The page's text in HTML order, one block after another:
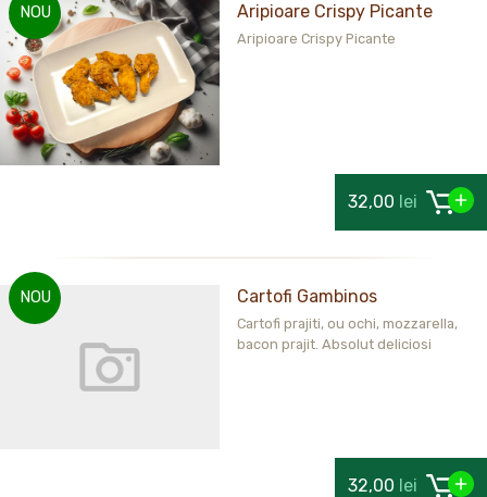
NOU Aripioare Crispy Picante
Aripioare Crispy Picante
32,00 lei
NOU Cartofi Gambinos
Cartofi prajiti, ou ochi, mozzarella,
bacon prajit. Absolut deliciosi
32,00 lei